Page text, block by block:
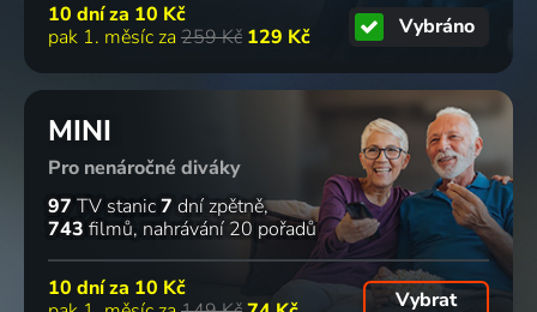
10 dní za 10 Kč
pak 1. měsíc za 259 Kč 129 Kč Vybráno
MINI
Pro nenáročné diváky
97 TV stanic7 dní zpětně
743 filmů nahrávání 20 pořadů
10 dní za 10 Kč
Vybrat